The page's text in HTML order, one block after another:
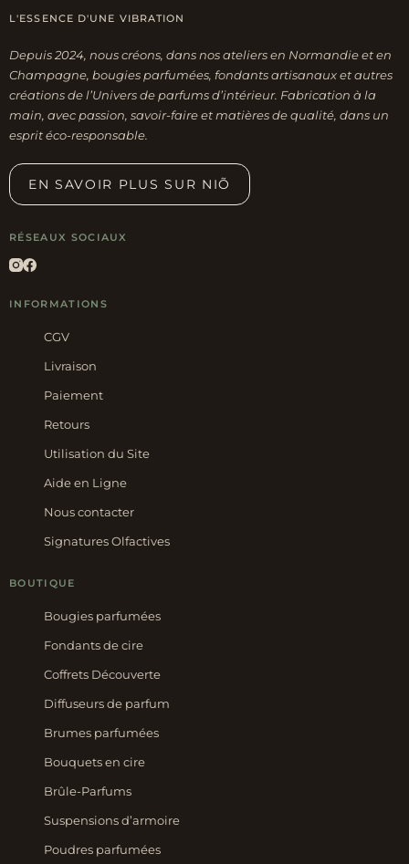
L'ESSENCE D'UNE VIBRATION
Depuis 2024, nous créons, dans nos ateliers en Normandie et en
Champagne, bougies parfumées, fondants artisanaux et autres
créations de l’Univers de parfums d’intérieur. Fabrication à la
main, avec passion, savoir-faire et matières de qualité, dans un
esprit éco-responsable.
EN SAVOIR PLUS SUR NIÕ
RÉSEAUX SOCIAUX
INFORMATIONS
CGV
Livraison
Paiement
Retours
Utilisation du Site
Aide en Ligne
Nous contacter
Signatures Olfactives
BOUTIQUE
Bougies parfumées
Fondants de cire
Coffrets Découverte
Diffuseurs de parfum
Brumes parfumées
Bouquets en cire
Brûle-Parfums
Suspensions d’armoire
Poudres parfumées